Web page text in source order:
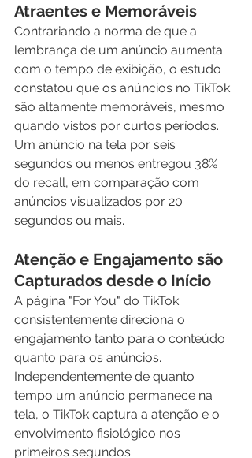
Atraentes e Memoráveis
Contrariando a norma de que a
lembrança de um anúncio aumenta
com o tempo de exibição, o estudo
constatou que os anúncios no TikTok
são altamente memoráveis, mesmo
quando vistos por curtos períodos.
Um anúncio na tela por seis
segundos ou menos entregou 38%
do recall, em comparação com
anúncios visualizados por 20
segundos ou mais.
Atenção e Engajamento são
Capturados desde o Início
A página "For You" do TikTok
consistentemente direciona o
engajamento tanto para o conteúdo
quanto para os anúncios.
Independentemente de quanto
tempo um anúncio permanece na
tela, o TikTok captura a atenção e o
envolvimento fisiológico nos
primeiros segundos.